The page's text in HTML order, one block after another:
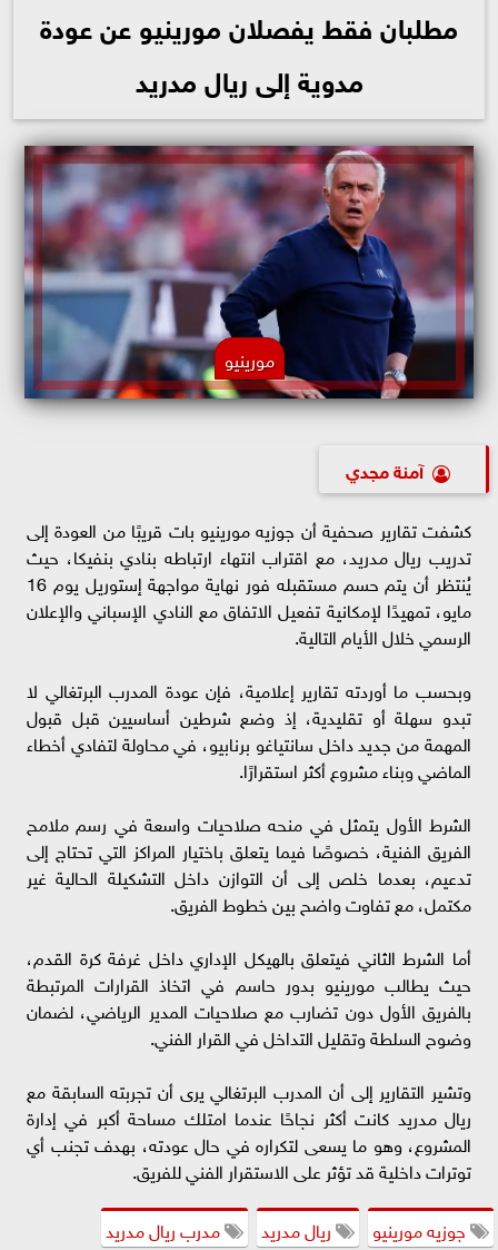
مطلبان فقط يفصلان مورينيو عن عودة
مدوية إلى ريال مدريد
مورينيو
آمنة مجدي
كشفت تقارير صحفية أن جوزيه مورينيو بات قريبًا من العودة إلى
تدريب ريال مدريد، مع اقتراب انتهاء ارتباطه بنادي بنفيكا، حيث
يُنتظر أن يتم حسم مستقبله فور نهاية مواجهة إستوريل يوم 16
مايو، تمهيدًا لإمكانية تفعيل الاتفاق مع النادي الإسباني والإعلان
الرسمي خلال الأيام التالية.
وبحسب ما أوردته تقارير إعلامية، فإن عودة المدرب البرتغالي لا
تبدو سهلة أو تقليدية، إذ وضع شرطين أساسيين قبل قبول
المهمة من جديد داخل سانتياغو برنابيو، في محاولة لتفادي أخطاء
الماضي وبناء مشروع أكثر استقرارًا.
الشرط الأول يتمثل في منحه صلاحيات واسعة في رسم ملامح
الفريق الفنية، خصوصًا فيما يتعلق باختيار المراكز التي تحتاج إلى
تدعيم، بعدما خلص إلى أن التوازن داخل التشكيلة الحالية غير
مكتمل، مع تفاوت واضح بين خطوط الفريق.
أما الشرط الثاني فيتعلق بالهيكل الإداري داخل غرفة كرة القدم،
حيث يطالب مورينيو بدور حاسم في اتخاذ القرارات المرتبطة
بالفريق الأول دون تضارب مع صلاحيات المدير الرياضي، لضمان
وضوح السلطة وتقليل التداخل في القرار الفني.
وتشير التقارير إلى أن المدرب البرتغالي يرى أن تجربته السابقة مع
ريال مدريد كانت أكثر نجاحًا عندما امتلك مساحة أكبر في إدارة
المشروع، وهو ما يسعى لتكراره في حال عودته، بهدف تجنب أي
توترات داخلية قد تؤثر على الاستقرار الفني للفريق.
جوزيه مورينيو
ريال مدريد
مدرب ريال مدريد